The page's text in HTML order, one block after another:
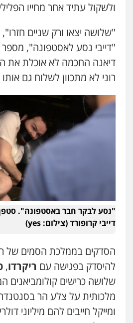
ולשקול עתיד אחר מחייו
"שלושה יצאו ורק שניים
"דייבי נסע לאסטפונה",
דיאנה החכמה לא אוכלת את
רוני לא מתכוון לשלוח גם
"נסע לבקר חבר באסטפונה".
דייבי קרופורד (צילום: yes)
הסדקים בממלכת הסמים של
להיסדק בפגישה עם ריקרדו,
שלושה כרישים קולומביאנים
מלכותית על צלע הר
ומייקל חייבים להם מיליוני